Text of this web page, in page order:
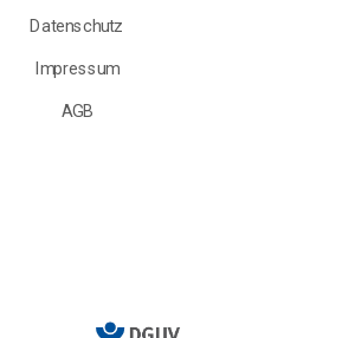
Datenschutz
Impressum
AGB